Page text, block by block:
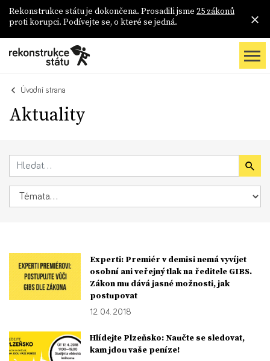
Rekonstrukce státu je dokončena. Prosadili jsme 25 zákonů
proti korupci. Podívejte se, o které se jedná.
Úvodní strana
Aktuality
Experti: Premiér v demisi nemá vyvíjet
osobní ani veřejný tlak na ředitele GIBS.
Zákon mu dává jasné možnosti, jak
postupovat
12. 04. 2018
Hlídejte Plzeňsko: Naučte se sledovat,
kam jdou vaše peníze!